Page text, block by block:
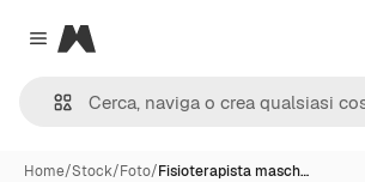
Close menu
Magnific
Home/Stock/Foto/Fisioterapista masch…